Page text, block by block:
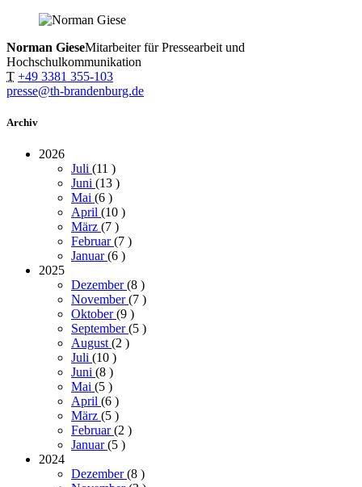
Norman GieseMitarbeiter für Pressearbeit und
Hochschulkommunikation
T +49 3381 355-103
presse@th-brandenburg.de
Archiv
2026
Juli (11 )
Juni (13 )
Mai (6 )
April (10 )
März (7 )
Februar(7 )
Januar(6 )
2025
Dezember(8 )
November(7 )
Oktober(9 )
September(5 )
August(2 )
Juli (10 )
Juni (8 )
Mai (5 )
April (6 )
März (5 )
Februar(2 )
Januar(5 )
2024
Dezember(8 )